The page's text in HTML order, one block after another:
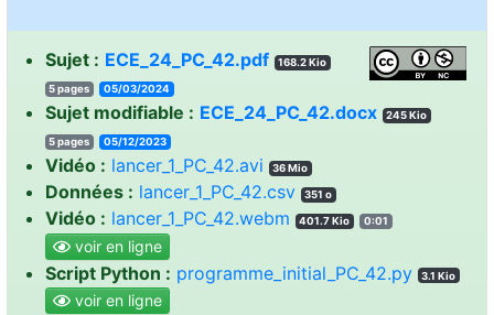
Sujet : ECE_24_PC_42.pdf 168.2 Kio
5 pages 05/03/2024
Sujet modifiable : ECE_24_PC_42.docx 245 Kio
5 pages 05/12/2023
Vidéo : lancer_1_PC_42.avi 36 Mio
Données : lancer_1_PC_42.csv 351 o
Vidéo : lancer_1_PC_42.webm 401.7 Kio 0:01
voir en ligne
Script Python : programme_initial_PC_42.py 3.1 Kio
voir en ligne